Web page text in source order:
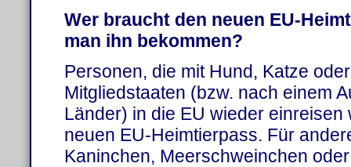
Wer braucht den neuen EU-
man ihn bekommen?
Personen, die mit Hund, Katze
Mitgliedstaaten (bzw. nach einem
Länder) in die EU wieder einreisen
neuen EU-Heimtierpass. Für
Kaninchen, Meerschweinchen